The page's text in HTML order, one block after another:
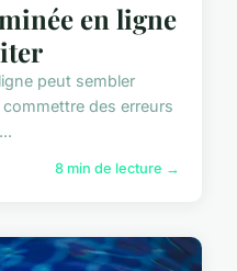
en ligne
peut sembler
des erreurs
8 min de lecture →